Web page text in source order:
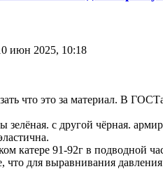
июн 2025, 10:18
что это за материал. В
зелёная. с другой чёрная.
катере 91-92г в подводной
для выравнивания